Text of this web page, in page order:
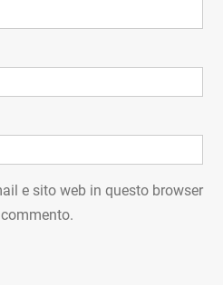
e sito web in questo browser